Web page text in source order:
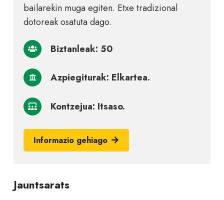
bailarekin muga egiten. Etxe tradizional
dotoreak osatuta dago.
Biztanleak: 50
Azpiegiturak: Elkartea.
Kontzejua: Itsaso.
Informazio gehiago
Jauntsarats